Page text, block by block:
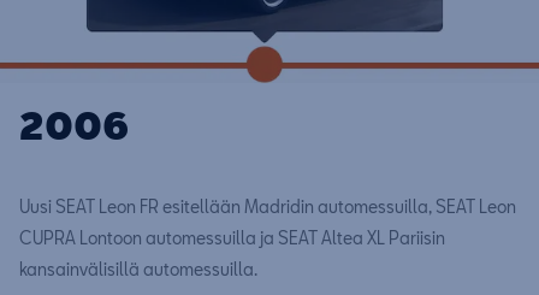
2006
Uusi SEAT Leon FR esitellään Madridin automessuilla, SEAT Leon
CUPRA Lontoon automessuilla ja SEAT Altea XL Pariisin
kansainvälisillä automessuilla.